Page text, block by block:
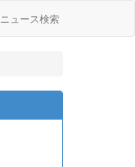
ニュース検索